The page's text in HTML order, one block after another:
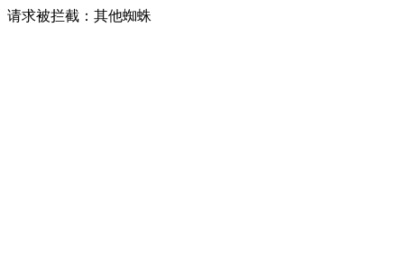
请求被拦截：其他蜘蛛